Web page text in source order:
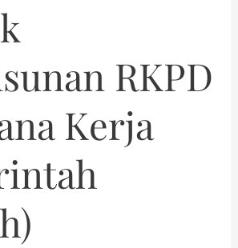
RKPD
Kerja